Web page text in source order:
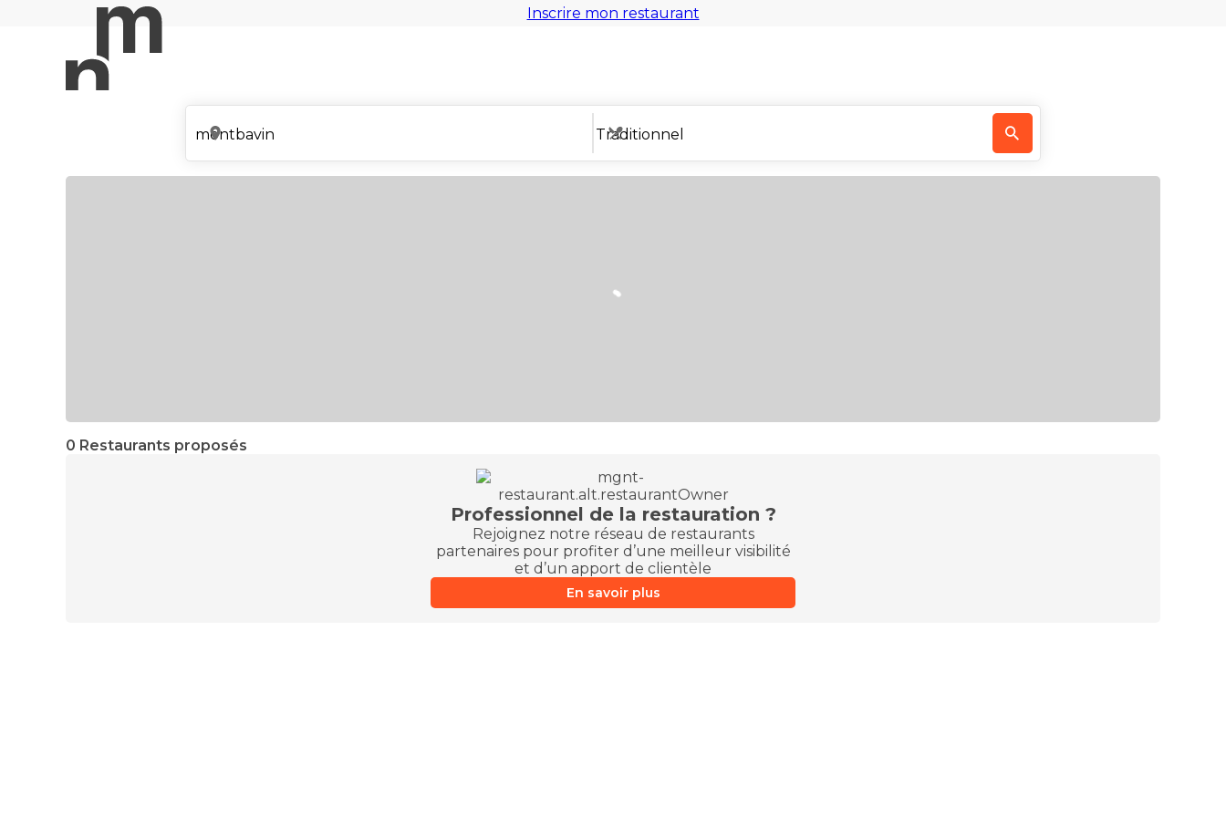
Inscrire mon restaurant
0 Restaurants proposés
Professionnel de la restauration ?
Rejoignez notre réseau de restaurants
partenaires pour profiter d’une meilleur visibilité
et d’un apport de clientèle
En savoir plus